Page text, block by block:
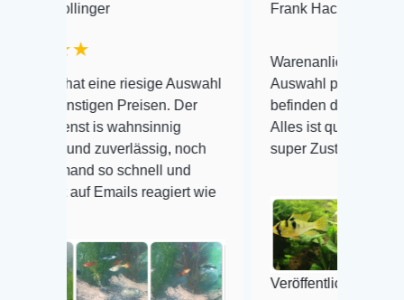
riesige Auswahl
Preisen. Der
wahnsinnig
noch
schnell und
reagiert wie
Frank Hackmayer ★★★★
Warenanlieferung Top und die
Auswahl plus gesundheitliches
befinden der Fische einwandfrei.
Alles ist quick lebendig und im
super Zustand. Gerne wieder 😃
Veröffentlicht auf Google